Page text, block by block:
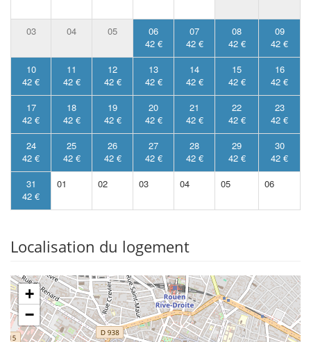
03 04 05
06
42 €
07
42 €
08
42 €
09
42 €
10
42 €
11
42 €
12
42 €
13
42 €
14
42 €
15
42 €
16
42 €
17
42 €
18
42 €
19
42 €
20
42 €
21
42 €
22
42 €
23
42 €
24
42 €
25
42 €
26
42 €
27
42 €
28
42 €
29
42 €
30
42 €
31
42 €
01 02 03 04 05 06
Localisation du logement
+
−